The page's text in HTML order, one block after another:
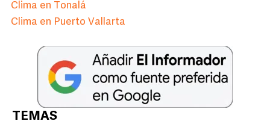
Clima en Tonalá
Clima en Puerto Vallarta
TEMAS